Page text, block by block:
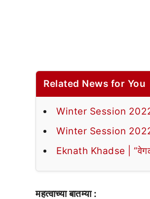
Related News for You
Winter Session 2022 |
Winter Session 2022 |
Eknath Khadse |
महत्वाच्या बातम्या :